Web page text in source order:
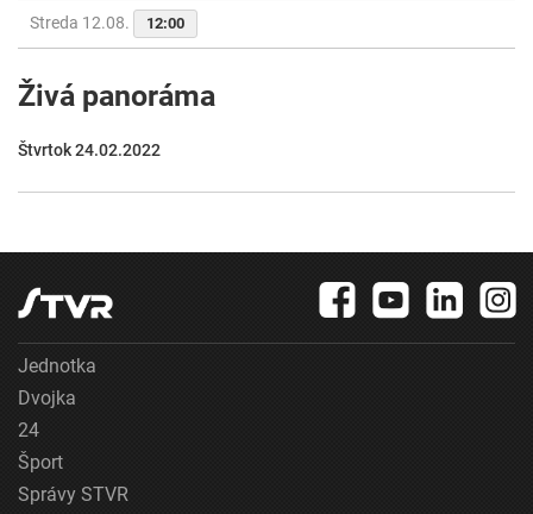
Streda 12.08. 12:00
Živá panoráma
Štvrtok 24.02.2022
Jednotka
Dvojka
24
Šport
Správy STVR